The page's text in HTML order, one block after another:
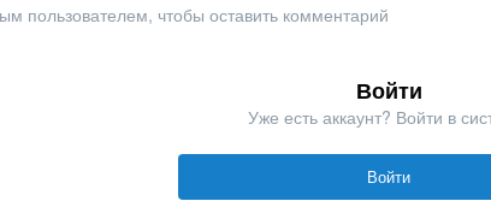
пользователем, чтобы оставить комментарий
Войти
Уже есть аккаунт? Войти в
Войти